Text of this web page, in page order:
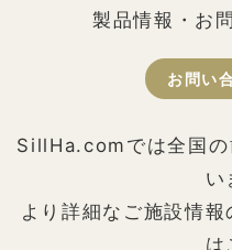
製品情報・お
お問い
SillHa.comでは全国の
い
より詳細なご施設情
は